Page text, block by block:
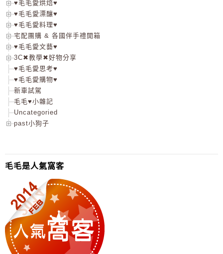
♥毛毛愛烘焙♥
♥毛毛愛漂釀♥
♥毛毛愛料理♥
宅配團購 & 各國伴手禮開箱
♥毛毛愛文藝♥
3C✖教學✖好物分享
♥毛毛愛思考♥
♥毛毛愛購物♥
新車試駕
毛毛♥小雜記
Uncategoried
past小狗子
毛毛是人氣窩客